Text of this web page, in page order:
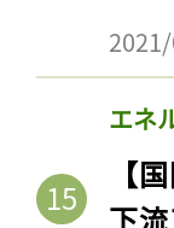
エネ
【
下